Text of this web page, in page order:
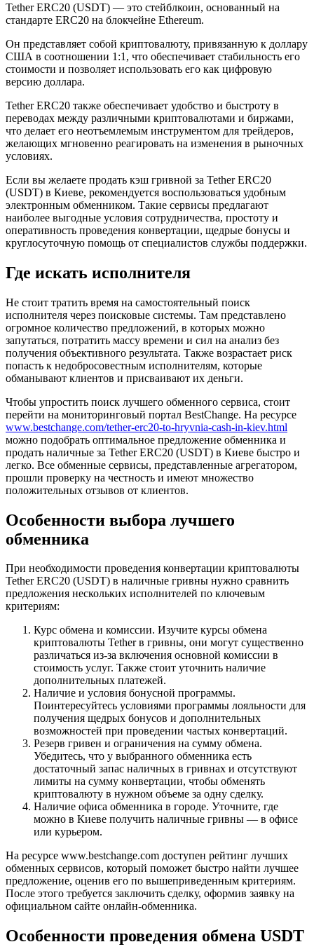
Tether ERC20 (USDT) — это стейблкоин, основанный на
стандарте ERC20 на блокчейне Ethereum.
Он представляет собой криптовалюту, привязанную к доллару
США в соотношении 1:1, что обеспечивает стабильность его
стоимости и позволяет использовать его как цифровую
версию доллара.
Tether ERC20 также обеспечивает удобство и быстроту в
переводах между различными криптовалютами и биржами,
что делает его неотъемлемым инструментом для трейдеров,
желающих мгновенно реагировать на изменения в рыночных
условиях.
Если вы желаете продать кэш гривной за Tether ERC20
(USDT) в Киеве, рекомендуется воспользоваться удобным
электронным обменником. Такие сервисы предлагают
наиболее выгодные условия сотрудничества, простоту и
оперативность проведения конвертации, щедрые бонусы и
круглосуточную помощь от специалистов службы поддержки.
Где искать исполнителя
Не стоит тратить время на самостоятельный поиск
исполнителя через поисковые системы. Там представлено
огромное количество предложений, в которых можно
запутаться, потратить массу времени и сил на анализ без
получения объективного результата. Также возрастает риск
попасть к недобросовестным исполнителям, которые
обманывают клиентов и присваивают их деньги.
Чтобы упростить поиск лучшего обменного сервиса, стоит
перейти на мониторинговый портал BestChange. На ресурсе
www.bestchange.com/tether-erc20-to-hryvnia-cash-in-kiev.html
можно подобрать оптимальное предложение обменника и
продать наличные за Tether ERC20 (USDT) в Киеве быстро и
легко. Все обменные сервисы, представленные агрегатором,
прошли проверку на честность и имеют множество
положительных отзывов от клиентов.
Особенности выбора лучшего
обменника
При необходимости проведения конвертации криптовалюты
Tether ERC20 (USDT) в наличные гривны нужно сравнить
предложения нескольких исполнителей по ключевым
критериям:
Курс обмена и комиссии. Изучите курсы обмена
криптовалюты Tether в гривны, они могут существенно
различаться из-за включения основной комиссии в
стоимость услуг. Также стоит уточнить наличие
дополнительных платежей.
Наличие и условия бонусной программы.
Поинтересуйтесь условиями программы лояльности для
получения щедрых бонусов и дополнительных
возможностей при проведении частых конвертаций.
Резерв гривен и ограничения на сумму обмена.
Убедитесь, что у выбранного обменника есть
достаточный запас наличных в гривнах и отсутствуют
лимиты на сумму конвертации, чтобы обменять
криптовалюту в нужном объеме за одну сделку.
Наличие офиса обменника в городе. Уточните, где
можно в Киеве получить наличные гривны — в офисе
или курьером.
На ресурсе www.bestchange.com доступен рейтинг лучших
обменных сервисов, который поможет быстро найти лучшее
предложение, оценив его по вышеприведенным критериям.
После этого требуется заключить сделку, оформив заявку на
официальном сайте онлайн-обменника.
Особенности проведения обмена USDT